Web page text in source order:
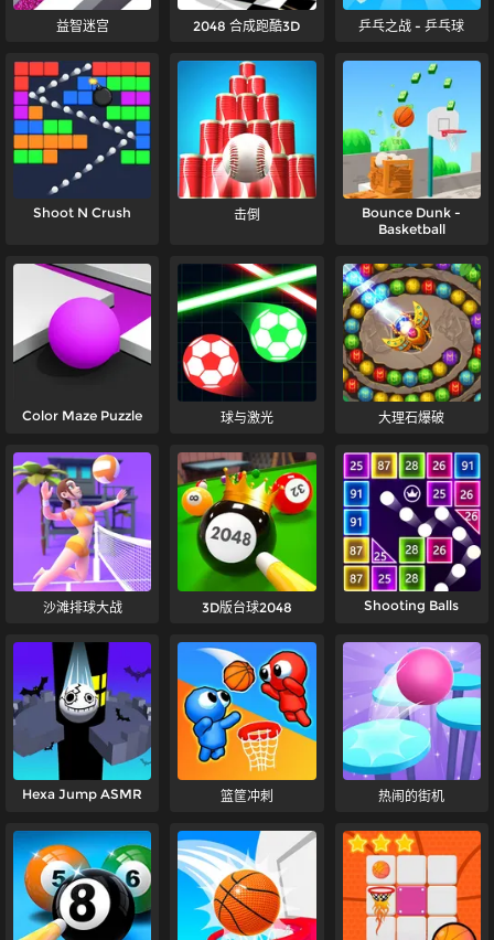
益智迷宫 2048 合成跑酷3D 乒乓之战 - 乒乓球
Shoot N Crush 击倒
Bounce Dunk -
Basketball
Color Maze Puzzle 球与激光 大理石爆破
沙滩排球大战 3D版台球2048 Shooting Balls
Hexa Jump ASMR 篮筐冲刺 热闹的街机